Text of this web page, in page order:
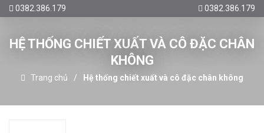
0382.386.179 0382.386.179
HỆ THỐNG CHIẾT XUẤT VÀ CÔ ĐẶC CHÂN
KHÔNG
Trang chủ Hệ thống chiết xuất và cô đặc chân không